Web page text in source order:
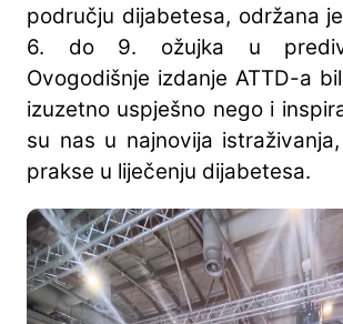
području dijabetesa, održana
6. do 9. ožujka u
Ovogodišnje izdanje ATTD-a
izuzetno uspješno nego i
su nas u najnovija
prakse u liječenju dijabetesa.